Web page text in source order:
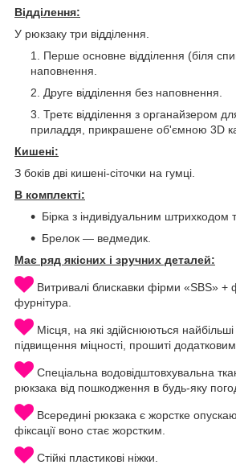
Відділення:
У рюкзаку три відділення.
Перше основне відділення (біля
наповнення.
Друге відділення без наповнення.
Третє відділення з органайзером
приладдя, прикрашене об'ємною 3D
Кишені:
З боків дві кишені-сіточки на гумці.
В комплекті:
Бірка з індивідуальним штрихкодом
Брелок — ведмедик.
Має ряд якісних і зручних деталей:
Витривалі блискавки фірми «SBS» +
фурнітура.
Місця, на які здійснюються
підвищення міцності, прошиті
Спеціальна водовідштовхувальна
рюкзака від пошкодження в будь-яку
Всередині рюкзака є жорстке
фіксації воно стає жорстким.
Стійкі пластикові ніжки.